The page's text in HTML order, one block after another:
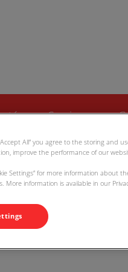
Services
All” you agree to the storing and
improve the performance of our
Settings” for more information about
More information is available in our